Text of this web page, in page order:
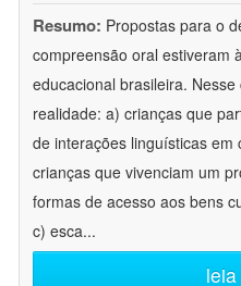
Resumo: Propostas para o
compreensão oral estiveram
educacional brasileira.
realidade: a) crianças que
de interações linguísticas em
crianças que vivenciam um
formas de acesso aos bens
c) esca...